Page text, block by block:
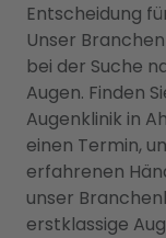
Entscheidung
Unser
bei der Suche
Augen. Finden
Augenklinik in
einen Termin,
erfahrenen
unser
erstklassige